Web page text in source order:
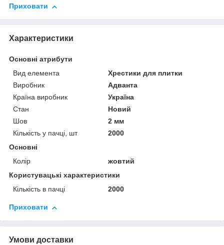
Приховати
Характеристики
Основні атрибути
Вид елемента
Хрестики для плитки
Виробник
Адванта
Країна виробник
Україна
Стан
Новий
Шов
2 мм
Кількість у пачці, шт
2000
Основні
Колір
жовтий
Користувацькі характеристики
Кількість в пачці
2000
Приховати
Умови доставки